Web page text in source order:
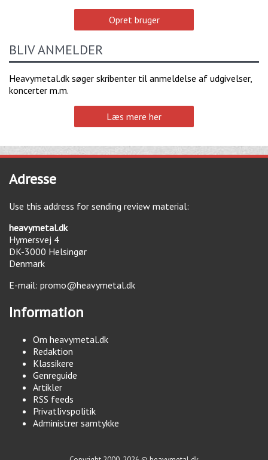
Opret bruger
BLIV ANMELDER
Heavymetal.dk søger skribenter til anmeldelse af udgivelser,
koncerter m.m.
Læs mere her
Adresse
Use this address for sending review material:
heavymetal.dk
Hymersvej 4
DK-3000 Helsingør
Denmark
E-mail: promo@heavymetal.dk
Information
Om heavymetal.dk
Redaktion
Klassikere
Genreguide
Artikler
RSS feeds
Privatlivspolitik
Administrer samtykke